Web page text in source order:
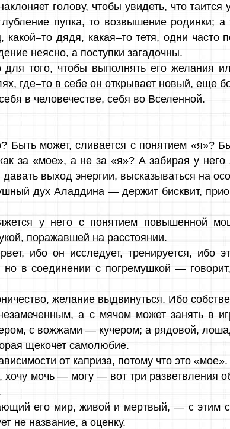
голову, чтобы увидеть, что таится
пупка, то возвышение родинки;
дядя, какая–то тетя, одни
неясно, а поступки загадочны.
того, чтобы выполнять его желания
где–то в себе он открывает новый, еще
в человечестве, себя во Вселенной.
Быть может, сливается с понятием «я»?
за «мое», а не за «я»? А забирая у него
выход энергии, высказываться на
дух Аладдина — держит бисквит,
у него с понятием повышенной
поражавшей на расстоянии.
ибо он исследует, тренируется, ибо
в соединении с погремушкой —
желание выдвинуться. Ибо
а с мячом может занять в
с вожжами — кучером; а рядовой,
щекочет самолюбие.
от каприза, потому что это «мое».
мочь — могу — вот три разветвления
его мир, живой и мертвый, — с этим
не название, а оценку.